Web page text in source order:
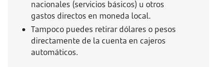
nacionales (servicios básicos) u otros
gastos directos en moneda local.
Tampoco puedes retirar dólares o pesos
directamente de la cuenta en cajeros
automáticos.